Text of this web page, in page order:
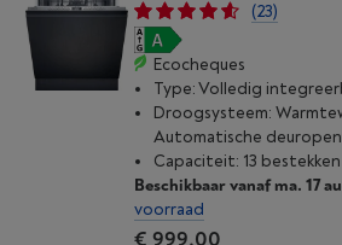
(23)
Ecocheques
Type: Volledig
Droogsysteem:
Automatische
Capaciteit: 13 bestekken
Beschikbaar vanaf ma. 17
voorraad